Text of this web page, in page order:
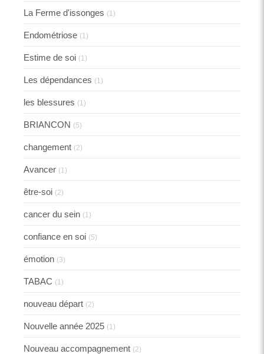
La Ferme d'issonges (1)
Endométriose (1)
Estime de soi (1)
Les dépendances (1)
les blessures (1)
BRIANCON (5)
changement (2)
Avancer (1)
être-soi (2)
cancer du sein (1)
confiance en soi (5)
émotion (3)
TABAC (1)
nouveau départ (2)
Nouvelle année 2025 (1)
Nouveau accompagnement (2)